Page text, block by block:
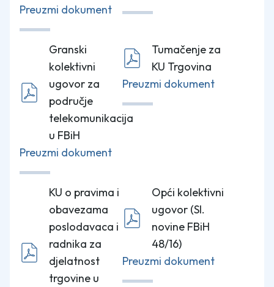
Preuzmi dokument
Granski
kolektivni
ugovor za
područje
telekomunikacija
u FBiH
Preuzmi dokument
Tumačenje za
KU Trgovina
Preuzmi dokument
KU o pravima i
obavezama
poslodavaca i
radnika za
djelatnost
trgovine u
Opći kolektivni
ugovor (Sl.
novine FBiH
48/16)
Preuzmi dokument